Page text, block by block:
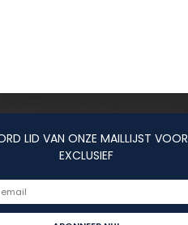
LID VAN ONZE MAILLIJST VOOR
EXCLUSIEF